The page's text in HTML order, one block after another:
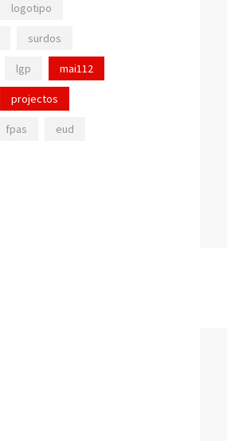
logotipo
surdos
lgp mai112
projectos
fpas eud